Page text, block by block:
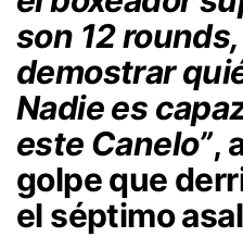
son 12
demostrar
Nadie es
este Canelo”,
golpe que
el séptimo